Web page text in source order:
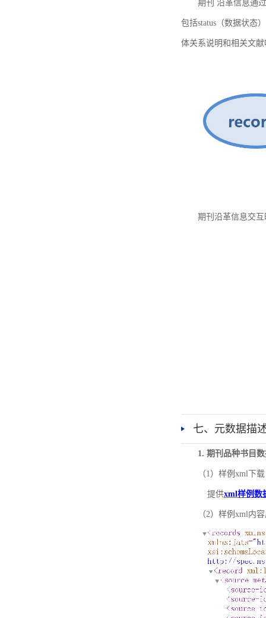
期刊 沿革信息通
包括status（数据状态
体关系说明和相关文
期刊沿革信息交
七、元数据描
1. 期刊品种书目
（1）样例xml下载
提供xml样例数
（2）样例xml内